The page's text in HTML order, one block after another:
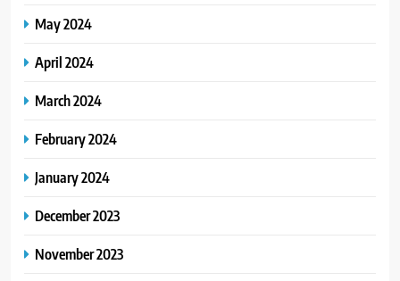
May 2024
April 2024
March 2024
February 2024
January 2024
December 2023
November 2023